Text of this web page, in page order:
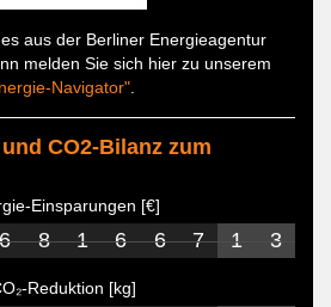
aus der Berliner Energieagentur
melden Sie sich hier zu unserem
Navigator"
CO2-Bilanz zum
Einsparungen [€]
6 8 1 6 6 7 1 3
Reduktion [kg]